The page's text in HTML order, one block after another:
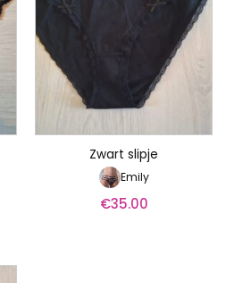
Zwart slipje
Emily
€35.00